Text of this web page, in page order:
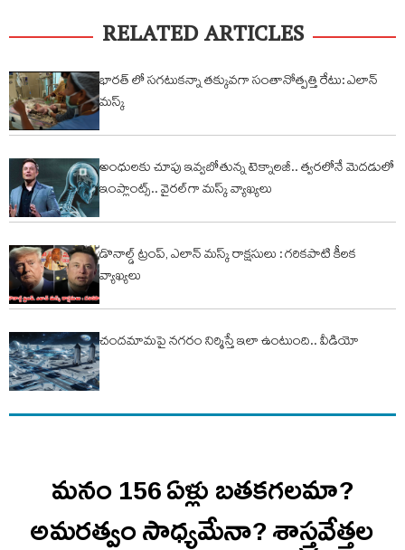
RELATED ARTICLES
భారత్ లో సగటుకన్నా తక్కువగా సంతానోత్పత్తి రేటు: ఎలాన్
మస్క్
అంధులకు చూపు ఇవ్వబోతున్న టెక్నాలజీ.. త్వరలోనే మెదడులో
ఇంప్లాంట్స్.. వైరల్‌గా మస్క్ వ్యాఖ్యలు
డొనాల్డ్ ట్రంప్, ఎలాన్ మస్క్ రాక్షసులు : గరికపాటి కీలక
వ్యాఖ్యలు
చంద‌మామ‌పై న‌గ‌రం నిర్మిస్తే ఇలా ఉంటుంది.. వీడియో
మనం 156 ఏళ్లు బతకగలమా?
అమరత్వం సాధ్యమేనా? శాస్త్రవేత్తల